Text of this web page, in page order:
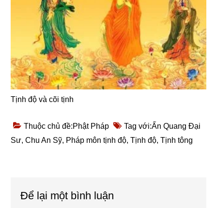
Tịnh độ và cõi tịnh
Thuộc chủ đề:Phật Pháp Tag với:Ấn Quang Đại
Sư,Chu An Sỹ, Pháp môn tịnh độ,Tịnh độ,Tịnh tông
Interactions
Để lại một bình luận